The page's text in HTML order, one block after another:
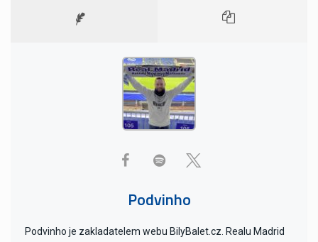
Podvinho
Podvinho je zakladatelem webu BilyBalet.cz. Realu Madrid